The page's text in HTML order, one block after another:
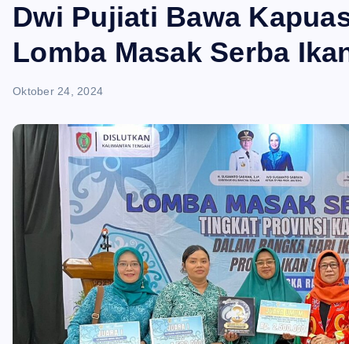
Dwi Pujiati Bawa
Lomba Masak Serba
Oktober 24, 2024